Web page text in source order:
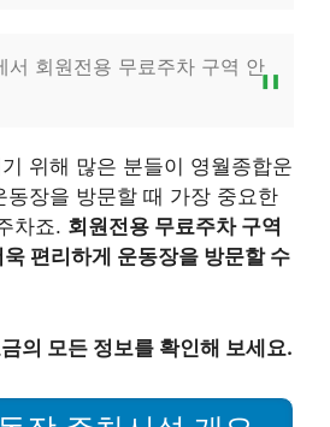
서 회원전용 무료주차 구역 안
위해 많은 분들이 영월종합운
동장을 방문할 때 가장 중요한
차죠. 회원전용 무료주차 구역
편리하게 운동장을 방문할 수
의 모든 정보를 확인해 보세요.